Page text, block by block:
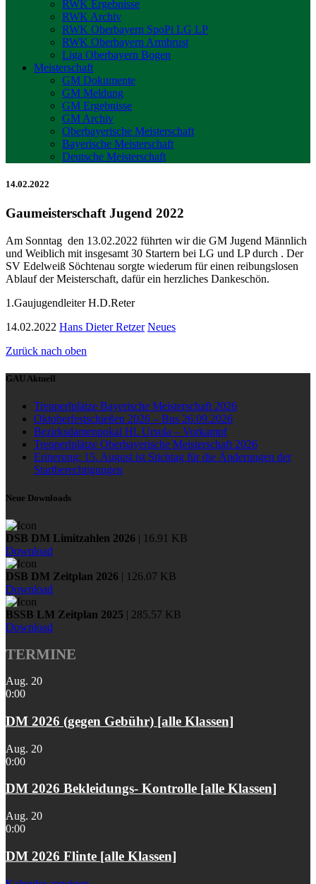
RWK Ergebnisse
RWK Archiv
RWK Oberbayern SpoPi LG LP
RWK Oberbayern Armbrust
Liga Oberbayern Bogen
Meisterschaft
GM Dokumente
GM Meldung
GM Ergebnisse
GM Archiv
Oberbayerische Meisterschaft
Bayerische Meisterschaft
Deutsche Meisterschaft
14.02.2022
Gaumeisterschaft Jugend 2022
Am Sonntag den 13.02.2022 führten wir die GM Jugend Männlich
und Weiblich mit insgesamt 30 Startern bei LG und LP durch . Der
SV Edelweiß Söchtenau sorgte wiederum für einen reibungslosen
Ablauf der Meisterschaft, dafür ein herzliches Dankeschön.
1.Gaujugendleiter H.D.Reter
14.02.2022 Hans Dieter Retzer Neues
Zurück nach oben
GAU Aktuell
Trepperlplätze Bayerische Meisterschaft 2026
Oktoberfestschießen 2026 – Bus 26.09.2026
Bezirksdamenpokal Hl. Ursula – Vorkampf
Trepperlplätze Oberbayerische Meisterschaft 2026
Erinerung: 15. August ist Stichtag für die Änderungen der
Startberechtigungen
Neue Downloads
DSB DM Limitzahlen 2026 | 16.91 KB
Download
DSB DM Zeitplan 2026 | 126.07 KB
Download
BSSB LM Zeitplan 2025 | 285.57 KB
Download
TERMINE
Aug. 20
0:00
DM 2026 (gegen Gebühr) [alle Klassen]
Aug. 20
0:00
DM 2026 Bekleidungs- Kontrolle [alle Klassen]
Aug. 20
0:00
DM 2026 Flinte [alle Klassen]